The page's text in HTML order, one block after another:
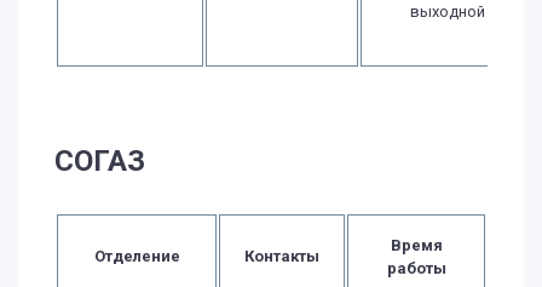
выходной
СОГАЗ
Отделение Контакты
Время
работы